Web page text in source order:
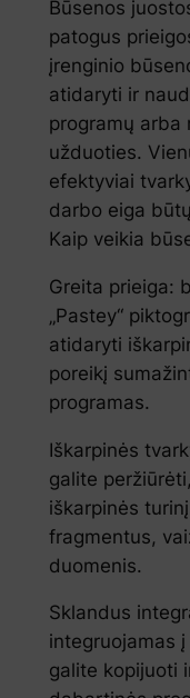
Būsenos
patogus
įrenginio
atidaryti ir
programų
užduoties.
efektyviai
darbo eiga
Kaip veikia
Greita prieiga:
„Pastey“
atidaryti
poreikį
programas.
Iškarpinės
galite
iškarpinės
fragmentus,
duomenis.
Sklandus
integruojamas
galite kopijuoti